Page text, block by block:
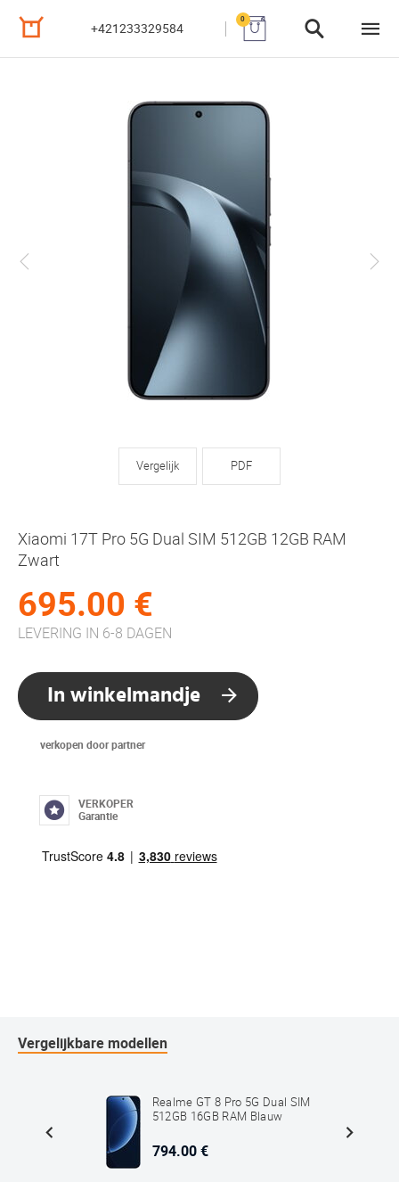
+421233329584
0
Vergelijk PDF
Xiaomi 17T Pro 5G Dual SIM 512GB 12GB RAM
Zwart
695.00 €
LEVERING IN 6-8 DAGEN
In winkelmandje
verkopen door partner
VERKOPER
Garantie
Vergelijkbare modellen
Realme GT 8 Pro 5G Dual SIM
512GB 16GB RAM Blauw
794.00 €